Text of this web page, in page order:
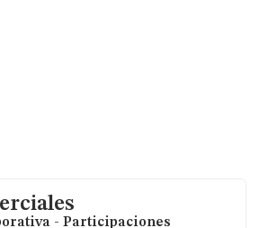
- Participaciones